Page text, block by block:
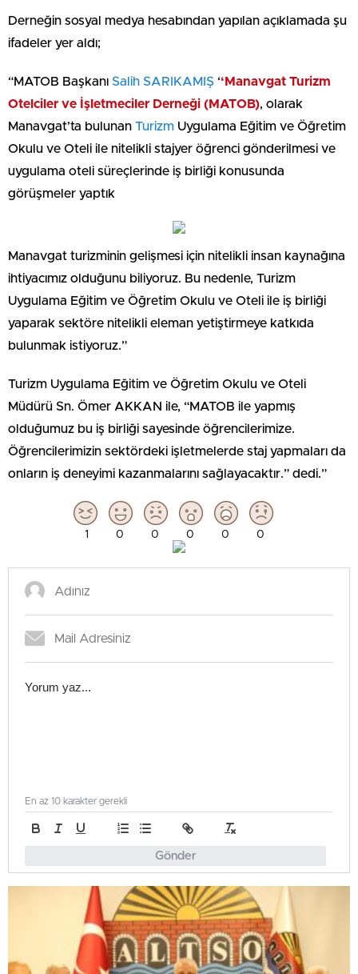
Derneğin sosyal medya hesabından yapılan açıklamada şu
ifadeler yer aldı;
“MATOB Başkanı Salih SARIKAMIŞ ‘‘Manavgat Turizm
Otelciler ve İşletmeciler Derneği (MATOB), olarak
Manavgat’ta bulunan Turizm Uygulama Eğitim ve Öğretim
Okulu ve Oteli ile nitelikli stajyer öğrenci gönderilmesi ve
uygulama oteli süreçlerinde iş birliği konusunda
görüşmeler yaptık
Manavgat turizminin gelişmesi için nitelikli insan kaynağına
ihtiyacımız olduğunu biliyoruz. Bu nedenle, Turizm
Uygulama Eğitim ve Öğretim Okulu ve Oteli ile iş birliği
yaparak sektöre nitelikli eleman yetiştirmeye katkıda
bulunmak istiyoruz.”
Turizm Uygulama Eğitim ve Öğretim Okulu ve Oteli
Müdürü Sn. Ömer AKKAN ile, “MATOB ile yapmış
olduğumuz bu iş birliği sayesinde öğrencilerimize.
Öğrencilerimizin sektördeki işletmelerde staj yapmaları da
onların iş deneyimi kazanmalarını sağlayacaktır.” dedi.”
1 0 0 0 0 0
Gönder
En az 10 karakter gerekli